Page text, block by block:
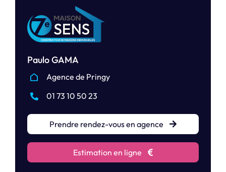
Paulo GAMA
Agence de Pringy
01 73 10 50 23
Prendre rendez-vous en agence
Estimation en ligne